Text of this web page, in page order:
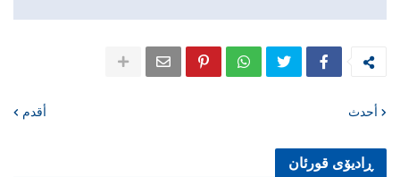
أحدث أقدم
ڕادیۆی قورئان